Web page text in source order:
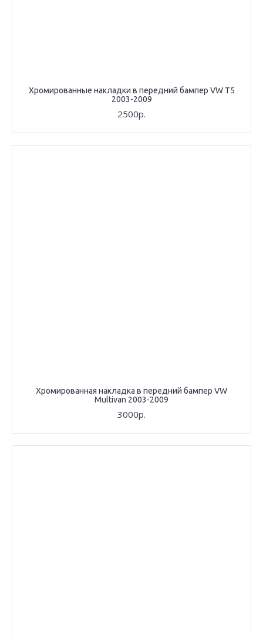
Хромированные накладки в передний бампер VW T5
2003-2009
2500р.
Хромированная накладка в передний бампер VW
Multivan 2003-2009
3000р.